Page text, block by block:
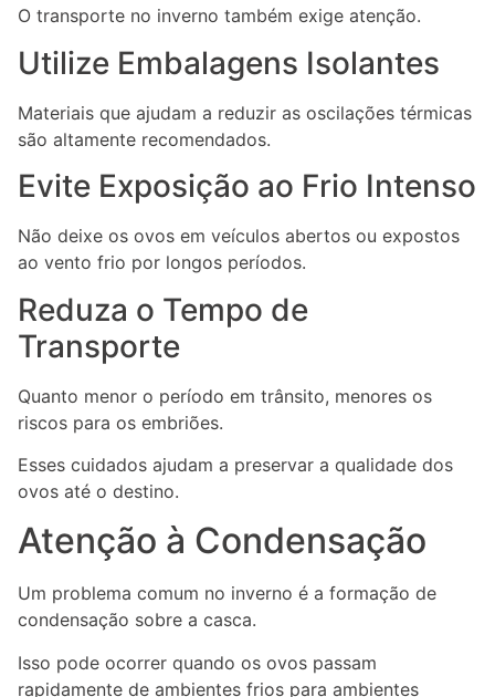
O transporte no inverno também exige atenção.
Utilize Embalagens Isolantes
Materiais que ajudam a reduzir as oscilações térmicas
são altamente recomendados.
Evite Exposição ao Frio Intenso
Não deixe os ovos em veículos abertos ou expostos
ao vento frio por longos períodos.
Reduza o Tempo de
Transporte
Quanto menor o período em trânsito, menores os
riscos para os embriões.
Esses cuidados ajudam a preservar a qualidade dos
ovos até o destino.
Atenção à Condensação
Um problema comum no inverno é a formação de
condensação sobre a casca.
Isso pode ocorrer quando os ovos passam
rapidamente de ambientes frios para ambientes